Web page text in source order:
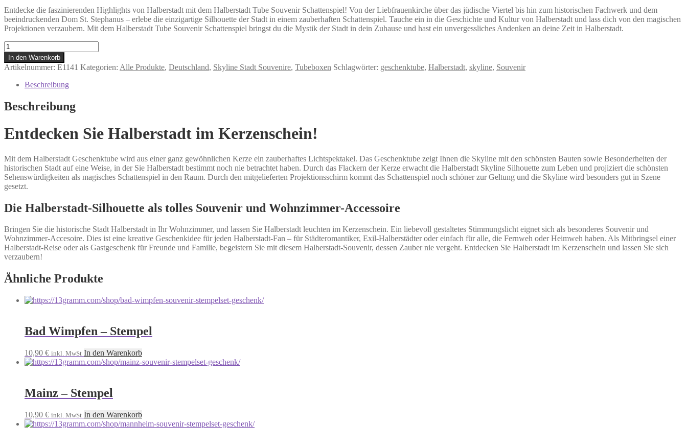
Entdecke die faszinierenden Highlights von Halberstadt mit dem Halberstadt Tube Souvenir Schattenspiel! Von der Liebfrauenkirche über das jüdische Viertel bis hin zum historischen Fachwerk und dem
beeindruckenden Dom St. Stephanus – erlebe die einzigartige Silhouette der Stadt in einem zauberhaften Schattenspiel. Tauche ein in die Geschichte und Kultur von Halberstadt und lass dich von den magischen
Projektionen verzaubern. Mit dem Halberstadt Tube Souvenir Schattenspiel bringst du die Mystik der Stadt in dein Zuhause und hast ein unvergessliches Andenken an deine Zeit in Halberstadt.
Halberstadt
-
Tubebox
Menge
In den Warenkorb
Artikelnummer: E1141 Kategorien: Alle Produkte, Deutschland, Skyline Stadt Souvenire, Tubeboxen Schlagwörter: geschenktube, Halberstadt, skyline, Souvenir
Beschreibung
Beschreibung
Entdecken Sie Halberstadt im Kerzenschein!
Mit dem Halberstadt Geschenktube wird aus einer ganz gewöhnlichen Kerze ein zauberhaftes Lichtspektakel. Das Geschenktube zeigt Ihnen die Skyline mit den schönsten Bauten sowie Besonderheiten der
historischen Stadt auf eine Weise, in der Sie Halberstadt bestimmt noch nie betrachtet haben. Durch das Flackern der Kerze erwacht die Halberstadt Skyline Silhouette zum Leben und projiziert die schönsten
Sehenswürdigkeiten als magisches Schattenspiel in den Raum. Durch den mitgelieferten Projektionsschirm kommt das Schattenspiel noch schöner zur Geltung und die Skyline wird besonders gut in Szene
gesetzt.
Die Halberstadt-Silhouette als tolles Souvenir und Wohnzimmer-Accessoire
Bringen Sie die historische Stadt Halberstadt in Ihr Wohnzimmer, und lassen Sie Halberstadt leuchten im Kerzenschein. Ein liebevoll gestaltetes Stimmungslicht eignet sich als besonderes Souvenir und
Wohnzimmer-Accesoire. Dies ist eine kreative Geschenkidee für jeden Halberstadt-Fan – für Städteromantiker, Exil-Halberstädter oder einfach für alle, die Fernweh oder Heimweh haben. Als Mitbringsel einer
Halberstadt-Reise oder als Gastgeschenk für Freunde und Familie, begeistern Sie mit diesem Halberstadt-Souvenir, dessen Zauber nie vergeht. Entdecken Sie Halberstadt im Kerzenschein und lassen Sie sich
verzaubern!
Ähnliche Produkte
Bad Wimpfen – Stempel
10,90 € inkl. MwSt In den Warenkorb
Mainz – Stempel
10,90 € inkl. MwSt In den Warenkorb